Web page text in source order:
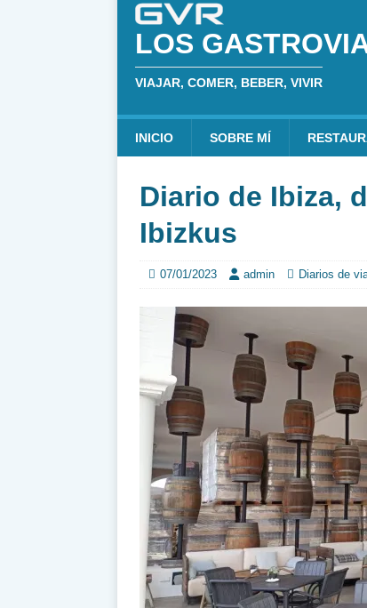
LOS
VIAJAR, COMER, BEBER, VIVIR
INICIO SOBRE MÍ
Diario de Ibiza,
Ibizkus
07/01/2023 admin Diarios de